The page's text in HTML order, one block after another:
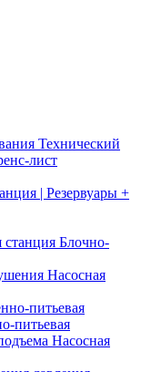
Технический
лист
| Резервуары +
Блочно-
Насосная
питьевая
Насосная